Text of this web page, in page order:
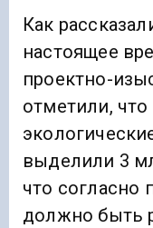
Как
настоящее
проектно-
отметили,
выделили 3
что согласно
должно быть